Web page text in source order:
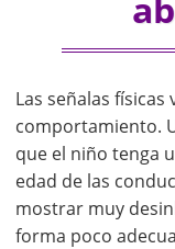
Las señalas
comportamiento.
que el niño tenga
edad de las
mostrar muy
forma poco